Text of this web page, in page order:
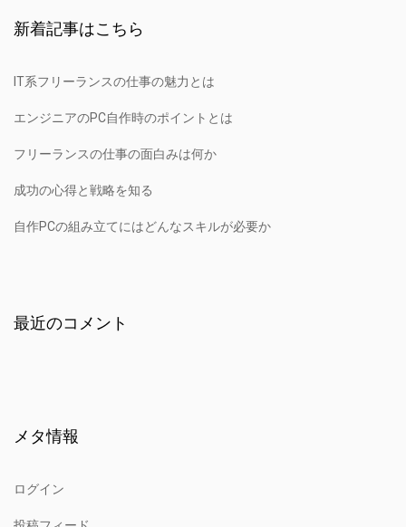
新着記事はこちら
IT系フリーランスの仕事の魅力とは
エンジニアのPC自作時のポイントとは
フリーランスの仕事の面白みは何か
成功の心得と戦略を知る
自作PCの組み立てにはどんなスキルが必要か
最近のコメント
メタ情報
ログイン